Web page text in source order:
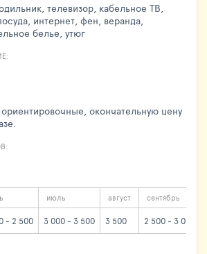
телевизор, кабельное ТВ,
интернет, фен, веранда,
белье, утюг
окончательную цену
июль август сентябрь
- 2 500 3 000 - 3 500 3 500 2 500 - 3 000